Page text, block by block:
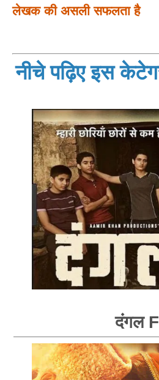
लेखक की असली सफलता है
नीचे पढ़िए इस
दंगल